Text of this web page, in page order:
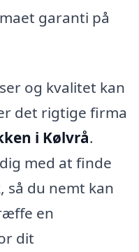
garanti på
og kvalitet kan
det rigtige firma
i Kølvrå.
med at finde
så du nemt kan
en
dit